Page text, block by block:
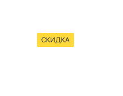
СКИДКА